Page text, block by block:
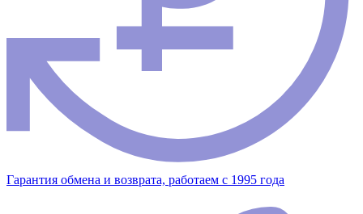
Гарантия обмена и возврата, работаем с 1995 года